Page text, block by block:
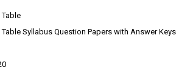
Table
Table Syllabus Question Papers with Answer Keys